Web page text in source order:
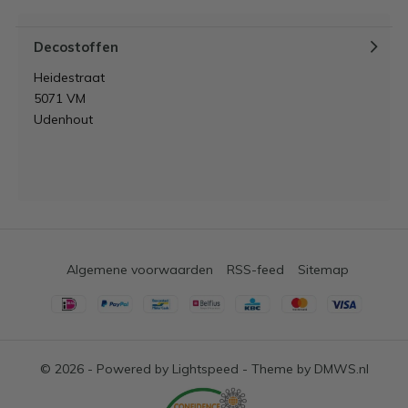
Decostoffen
Heidestraat
5071 VM
Udenhout
© 2026 - Powered by Lightspeed - Theme by DMWS.nl
Algemene voorwaarden RSS-feed Sitemap